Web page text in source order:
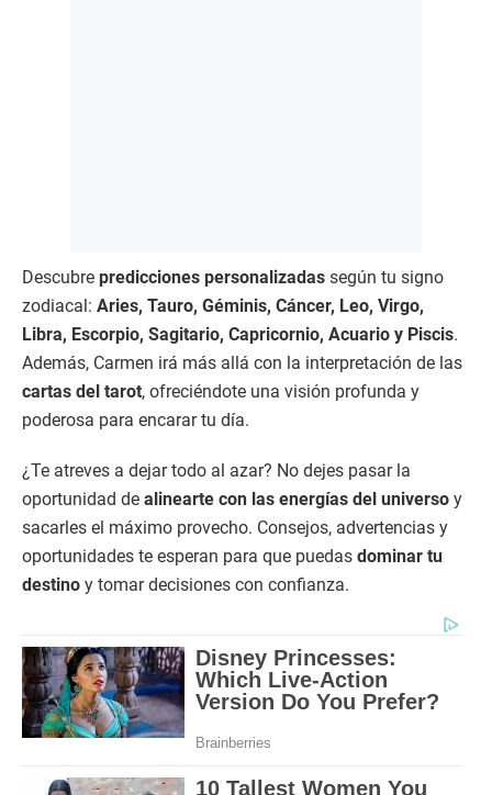
Descubre predicciones personalizadas según tu signo
zodiacal: Aries, Tauro, Géminis, Cáncer, Leo, Virgo,
Libra, Escorpio, Sagitario, Capricornio, Acuario y Piscis.
Además, Carmen irá más allá con la interpretación de las
cartas del tarot, ofreciéndote una visión profunda y
poderosa para encarar tu día.
¿Te atreves a dejar todo al azar? No dejes pasar la
oportunidad de alinearte con las energías del universo y
sacarles el máximo provecho. Consejos, advertencias y
oportunidades te esperan para que puedas dominar tu
destino y tomar decisiones con confianza.